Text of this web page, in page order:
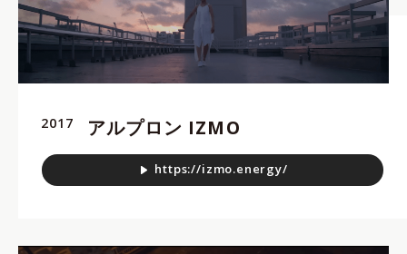
2017 アルプロン IZMO
https://izmo.energy/